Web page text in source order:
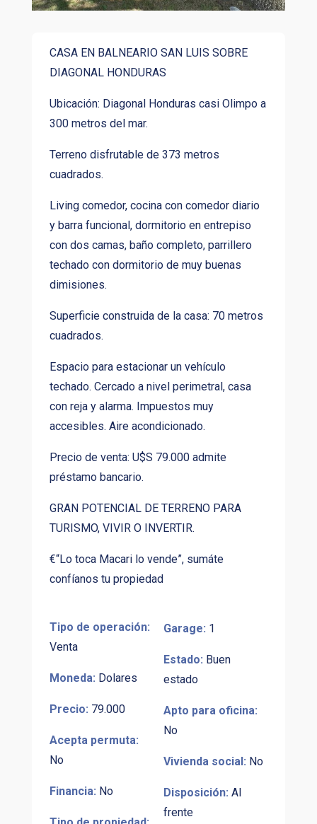
CASA EN BALNEARIO SAN LUIS SOBRE
DIAGONAL HONDURAS
Ubicación: Diagonal Honduras casi Olimpo a
300 metros del mar.
Terreno disfrutable de 373 metros
cuadrados.
Living comedor, cocina con comedor diario
y barra funcional, dormitorio en entrepiso
con dos camas, baño completo, parrillero
techado con dormitorio de muy buenas
dimisiones.
Superficie construida de la casa: 70 metros
cuadrados.
Espacio para estacionar un vehículo
techado. Cercado a nivel perimetral, casa
con reja y alarma. Impuestos muy
accesibles. Aire acondicionado.
Precio de venta: U$S 79.000 admite
préstamo bancario.
GRAN POTENCIAL DE TERRENO PARA
TURISMO, VIVIR O INVERTIR.
€“Lo toca Macari lo vende”, sumáte
confíanos tu propiedad
Tipo de operación:
Venta
Moneda: Dolares
Precio: 79.000
Acepta permuta:
No
Financia: No
Garage: 1
Estado: Buen
estado
Apto para oficina:
No
Vivienda social: No
Disposición: Al
frente